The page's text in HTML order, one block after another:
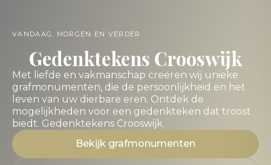
VANDAAG, MORGEN EN VERDER.
Gedenktekens Crooswijk
Met liefde en vakmanschap creëren wij unieke
grafmonumenten, die de persoonlijkheid en het
leven van uw dierbare eren. Ontdek de
mogelijkheden voor een gedenkteken dat troost
biedt. Gedenktekens Crooswijk.
Bekijk grafmonumenten